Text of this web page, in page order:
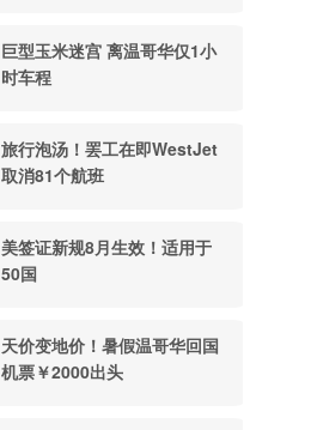
巨型玉米迷宫 离温哥华仅1小
时车程
旅行泡汤！罢工在即WestJet
取消81个航班
美签证新规8月生效！适用于
50国
天价变地价！暑假温哥华回国
机票￥2000出头